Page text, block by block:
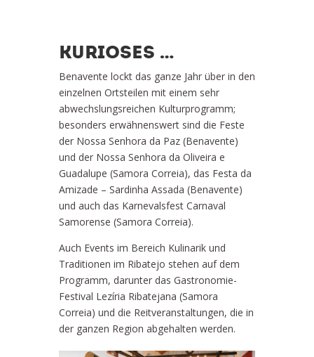
KURIOSES …
Benavente lockt das ganze Jahr über in den
einzelnen Ortsteilen mit einem sehr
abwechslungsreichen Kulturprogramm;
besonders erwähnenswert sind die Feste
der Nossa Senhora da Paz (Benavente)
und der Nossa Senhora da Oliveira e
Guadalupe (Samora Correia), das Festa da
Amizade – Sardinha Assada (Benavente)
und auch das Karnevalsfest Carnaval
Samorense (Samora Correia).
Auch Events im Bereich Kulinarik und
Traditionen im Ribatejo stehen auf dem
Programm, darunter das Gastronomie-
Festival Lezíria Ribatejana (Samora
Correia) und die Reitveranstaltungen, die in
der ganzen Region abgehalten werden.